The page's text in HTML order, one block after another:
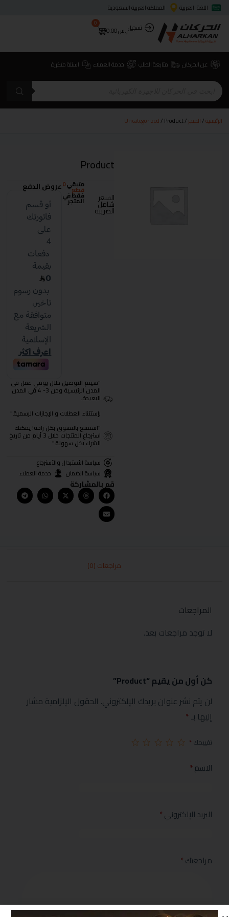
اللغة: العربية
المملكة العربية السعودية
تسجيلر.س0.00
0
عن الحركان متابعة الطلب خدمة العملاء اسئلة متكررة
الرئيسية/المتجر/
Uncategorized/ Product
Product
السعر
شامل
الضريبة
متبقي0
قطع
فقط في
المتجر
عروض الدفع
"سيتم التوصيل خلال يومي عمل في
المدن الرئيسية ومن 3- 4 في المدن
البعيدة.
بإستثناء العطلات و الإجازات الرسمية."
"استمتع بالتسوق بكل راحة! يمكنك
استرجاع المنتجات خلال 3 أيام من تاريخ
الشراء بكل سهولة."
سياسة الأستبدال والأسترجاع
سياسة الضمان
خدمة العملاء
قم بالمشاركة
مراجعات (0)
المراجعات
لا توجد مراجعات بعد.
كن أول من يقيم “Product”
لن يتم نشر عنوان بريدك الإلكتروني. الحقول الإلزامية مشار
إليها بـ*
تقييمك *
الاسم*
البريد الإلكتروني*
مراجعتك*